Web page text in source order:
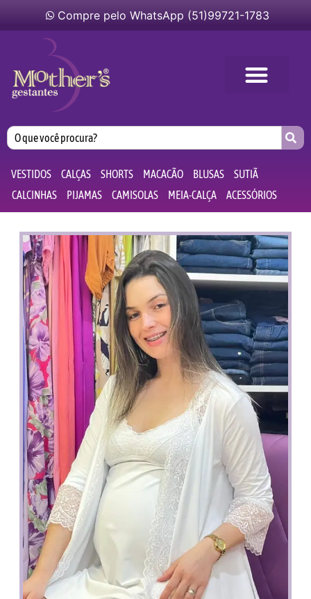
Compre pelo WhatsApp (51)99721-1783
VESTIDOS CALÇAS SHORTS MACACÃO BLUSAS
SUTIÃ
CALCINHAS
PIJAMAS CAMISOLAS MEIA-CALÇA ACESSÓRIOS